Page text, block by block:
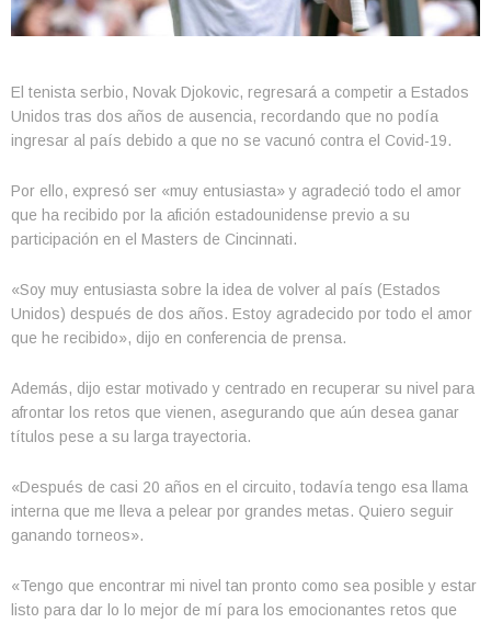
El tenista serbio, Novak Djokovic, regresará a competir a Estados
Unidos tras dos años de ausencia, recordando que no podía
ingresar al país debido a que no se vacunó contra el Covid-19.
Por ello, expresó ser «muy entusiasta» y agradeció todo el amor
que ha recibido por la afición estadounidense previo a su
participación en el Masters de Cincinnati.
«Soy muy entusiasta sobre la idea de volver al país (Estados
Unidos) después de dos años. Estoy agradecido por todo el amor
que he recibido», dijo en conferencia de prensa.
Además, dijo estar motivado y centrado en recuperar su nivel para
afrontar los retos que vienen, asegurando que aún desea ganar
títulos pese a su larga trayectoria.
«Después de casi 20 años en el circuito, todavía tengo esa llama
interna que me lleva a pelear por grandes metas. Quiero seguir
ganando torneos».
«Tengo que encontrar mi nivel tan pronto como sea posible y estar
listo para dar lo lo mejor de mí para los emocionantes retos que